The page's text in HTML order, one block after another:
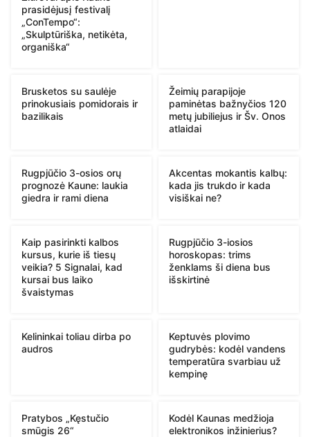
prasidėjusį festivalį
„ConTempo“:
„Skulptūriška, netikėta,
organiška“
Brusketos su saulėje
prinokusiais pomidorais ir
bazilikais
Žeimių parapijoje
paminėtas bažnyčios 120
metų jubiliejus ir Šv. Onos
atlaidai
Rugpjūčio 3-osios orų
prognozė Kaune: laukia
giedra ir rami diena
Akcentas mokantis kalbų:
kada jis trukdo ir kada
visiškai ne?
Kaip pasirinkti kalbos
kursus, kurie iš tiesų
veikia? 5 Signalai, kad
kursai bus laiko
švaistymas
Rugpjūčio 3-iosios
horoskopas: trims
ženklams ši diena bus
išskirtinė
Kelininkai toliau dirba po
audros
Keptuvės plovimo
gudrybės: kodėl vandens
temperatūra svarbiau už
kempinę
Pratybos „Kęstučio
smūgis 26“
Kodėl Kaunas medžioja
elektronikos inžinierius?